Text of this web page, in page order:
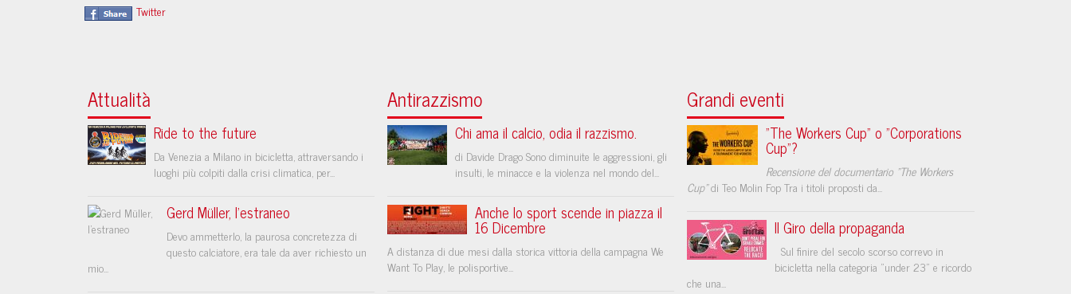
Twitter
Attualità
Ride to the future
Da Venezia a Milano in bicicletta, attraversando i
luoghi più colpiti dalla crisi climatica, per...
Gerd Müller, l’estraneo
Devo ammetterlo, la paurosa concretezza di
questo calciatore, era tale da aver richiesto un
mio...
Antirazzismo
Chi ama il calcio, odia il razzismo.
di Davide Drago Sono diminuite le aggressioni, gli
insulti, le minacce e la violenza nel mondo del...
Anche lo sport scende in piazza il
16 Dicembre
A distanza di due mesi dalla storica vittoria della campagna We
Want To Play, le polisportive...
Grandi eventi
"The Workers Cup" o "Corporations
Cup"?
Recensione del documentario "The Workers
Cup"di Teo Molin Fop Tra i titoli proposti da...
Il Giro della propaganda
Sul finire del secolo scorso correvo in
bicicletta nella categoria "under 23" e ricordo
che una...